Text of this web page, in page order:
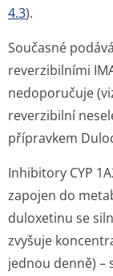
4.3).
Současné
reverzibilními
nedoporučuje
reverzibilní
přípravkem
Inhibitory CYP
zapojen do
duloxetinu se
zvyšuje
jednou denně) –